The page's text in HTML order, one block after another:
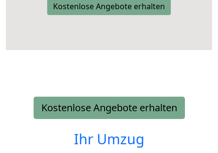
Kostenlose Angebote erhalten
Kostenlose Angebote erhalten
Ihr Umzug